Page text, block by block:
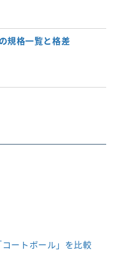
規格一覧と格差
ートボール」を比較